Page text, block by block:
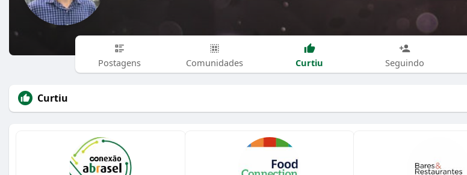
Postagens Comunidades Curtiu Seguindo
Curtiu